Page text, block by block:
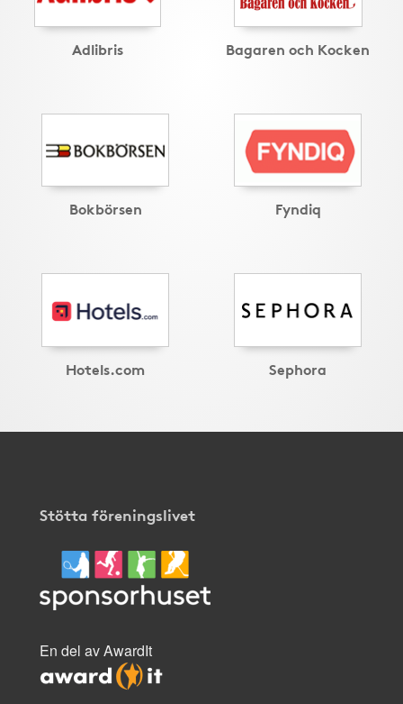
Adlibris Bagaren och Kocken
Bokbörsen Fyndiq
Hotels.com Sephora
Stötta föreningslivet
En del av AwardIt